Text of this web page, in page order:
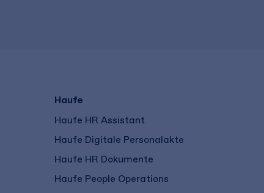
Haufe
Haufe HR Assistant
Haufe Digitale Personalakte
Haufe HR Dokumente
Haufe People Operations